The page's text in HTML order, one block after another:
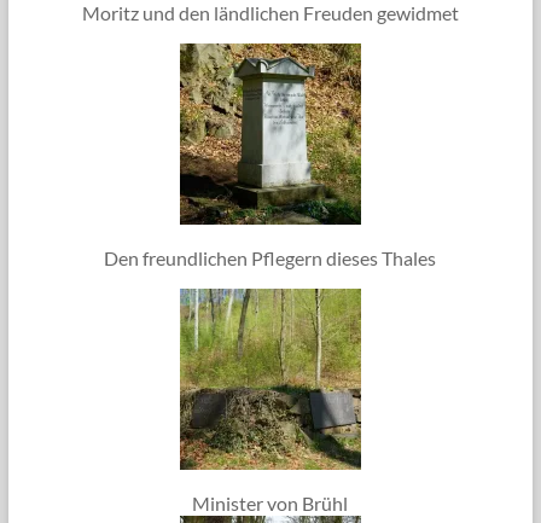
Moritz und den ländlichen Freuden gewidmet
Den freundlichen Pflegern dieses Thales
Minister von Brühl